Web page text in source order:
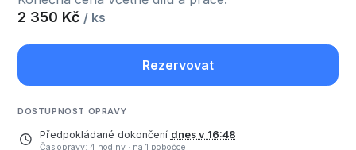
2 350 Kč / ks
Rezervovat
DOSTUPNOST OPRAVY
Předpokládané dokončení dnes v 16:48
Čas opravy: 4 hodiny · na 1 pobočce